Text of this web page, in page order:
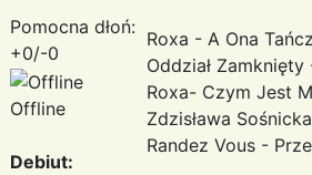
Pomocna dłoń:
+0/-0
Offline
Debiut:
Roxa - A Ona
Oddział
Roxa- Czym Jest
Zdzisława
Randez Vous -